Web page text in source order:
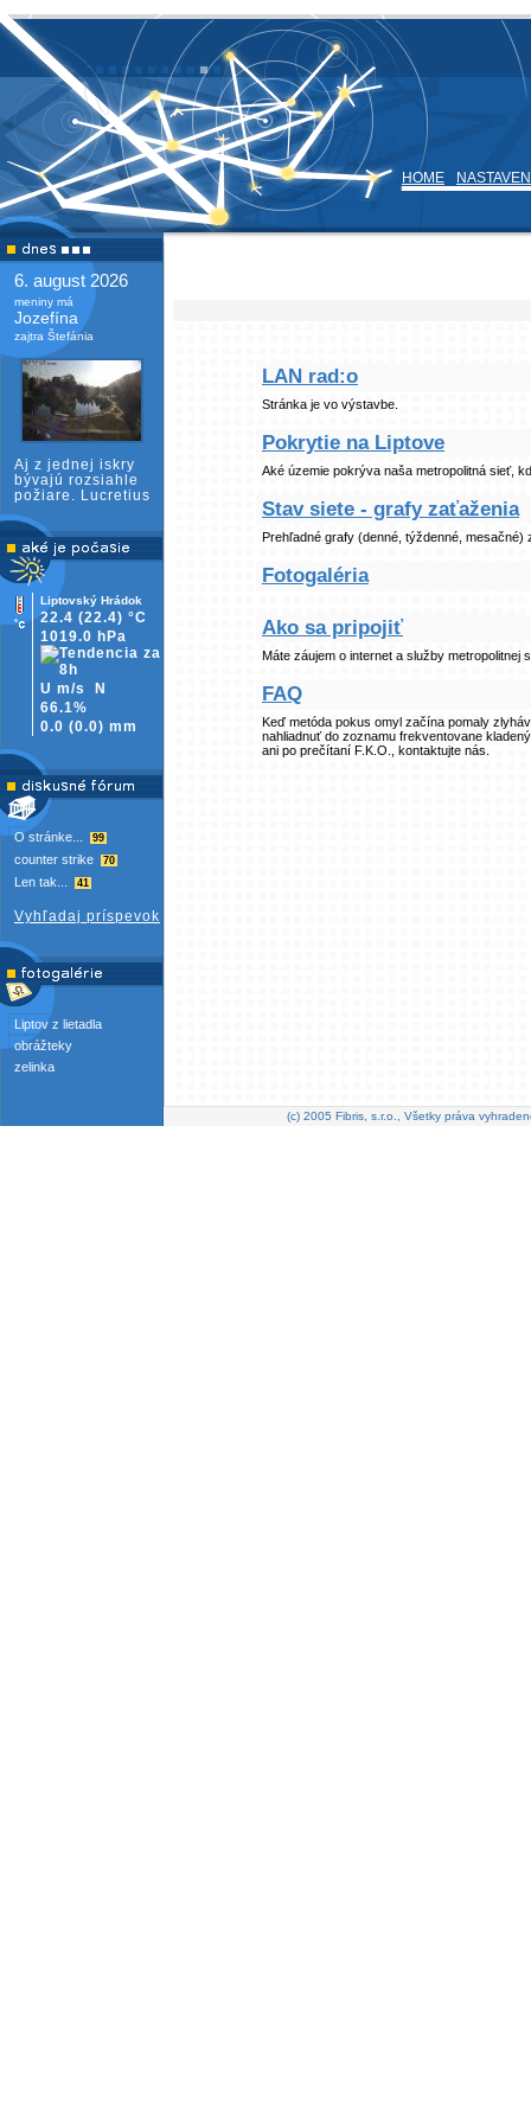
HOME
6. august 2026
meniny má
Jozefína
zajtra Štefánia
Aj z jednej iskry
bývajú rozsiahle
požiare. Lucretius
Liptovský Hrádok
22.4 (22.4) °C
1019.0 hPa
U m/s
N
66.1%
0.0 (0.0) mm
O stránke... 99
counter strike 70
Len tak... 41
Vyhľadaj príspevok
Liptov z lietadla
obrážteky
zelinka
LAN rad:o
Stránka je vo výstavbe.
Pokrytie na Liptove
Aké územie pokrýva naša metropolitná sieť,
Stav siete - grafy zaťaženia
Prehľadné grafy (denné, týždenné, mesačné)
Fotogaléria
Ako sa pripojiť
Máte záujem o internet a služby metropolitnej
FAQ
Keď metóda pokus omyl začína pomaly
nahliadnuť do zoznamu frekventovane
ani po prečítaní F.K.O., kontaktujte nás.
(c) 2005 Fibris, s.r.o., Všetky práva